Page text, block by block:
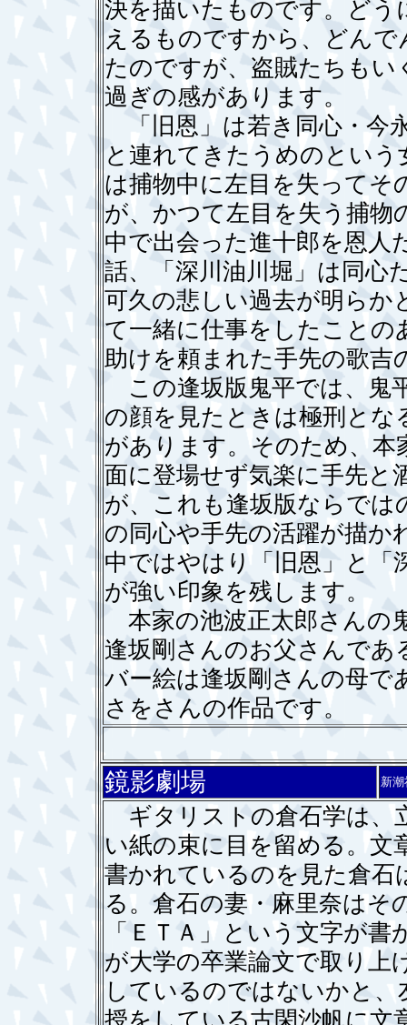
決を描いたものです。どう
えるものですから、どん
たのですが、盗賊たちも
過ぎの感があります。
「旧恩」は若き同心・今
と連れてきたうめのとい
は捕物中に左目を失ってそ
が、かつて左目を失う捕物
中で出会った進十郎を恩人
話、「深川油川堀」は同心
可久の悲しい過去が明らか
て一緒に仕事をしたことの
助けを頼まれた手先の歌吉
この逢坂版鬼平では、鬼
の顔を見たときは極刑と
があります。そのため、本
面に登場せず気楽に手先と
が、これも逢坂版ならでは
の同心や手先の活躍が描か
中ではやはり「旧恩」と「
が強い印象を残します。
本家の池波正太郎さんの
逢坂剛さんのお父さんで
バー絵は逢坂剛さんの母で
さをさんの作品です。
鏡影劇場 新
ギタリストの倉石学は、
い紙の束に目を留める。文
書かれているのを見た倉石
る。倉石の妻・麻里奈はそ
「ＥＴＡ」という文字が
が大学の卒業論文で取り上
しているのではないかと